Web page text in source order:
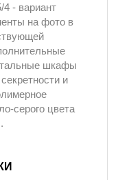
- вариант
на фото в
шкафы
и
серого цвета